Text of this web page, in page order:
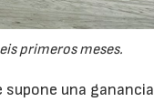
primeros meses.
una ganancia